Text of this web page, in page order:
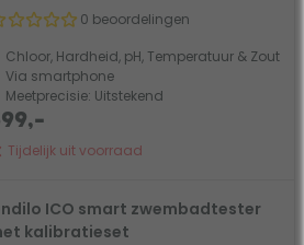
0 beoordelingen
Chloor, Hardheid, pH, Temperatuur & Zout
Via smartphone
Meetprecisie: Uitstekend
Tijdelijk uit voorraad
ICO smart zwembadtester
kalibratieset